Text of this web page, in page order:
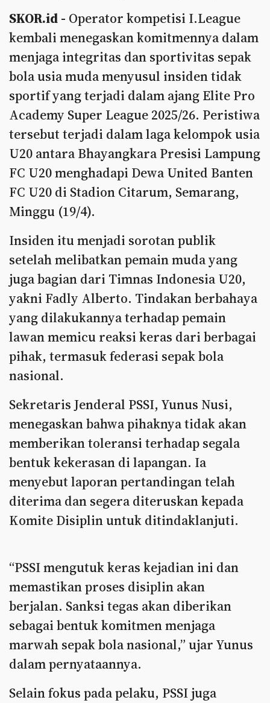
SKOR.id - Operator kompetisi I.League
kembali menegaskan komitmennya dalam
menjaga integritas dan sportivitas sepak
bola usia muda menyusul insiden tidak
sportif yang terjadi dalam ajang Elite Pro
Academy Super League 2025/26. Peristiwa
tersebut terjadi dalam laga kelompok usia
U20 antara Bhayangkara Presisi Lampung
FC U20 menghadapi Dewa United Banten
FC U20 di Stadion Citarum, Semarang,
Minggu (19/4).
Insiden itu menjadi sorotan publik
setelah melibatkan pemain muda yang
juga bagian dari Timnas Indonesia U20,
yakni Fadly Alberto. Tindakan berbahaya
yang dilakukannya terhadap pemain
lawan memicu reaksi keras dari berbagai
pihak, termasuk federasi sepak bola
nasional.
Sekretaris Jenderal PSSI, Yunus Nusi,
menegaskan bahwa pihaknya tidak akan
memberikan toleransi terhadap segala
bentuk kekerasan di lapangan. Ia
menyebut laporan pertandingan telah
diterima dan segera diteruskan kepada
Komite Disiplin untuk ditindaklanjuti.
“PSSI mengutuk keras kejadian ini dan
memastikan proses disiplin akan
berjalan. Sanksi tegas akan diberikan
sebagai bentuk komitmen menjaga
marwah sepak bola nasional,” ujar Yunus
dalam pernyataannya.
Selain fokus pada pelaku, PSSI juga